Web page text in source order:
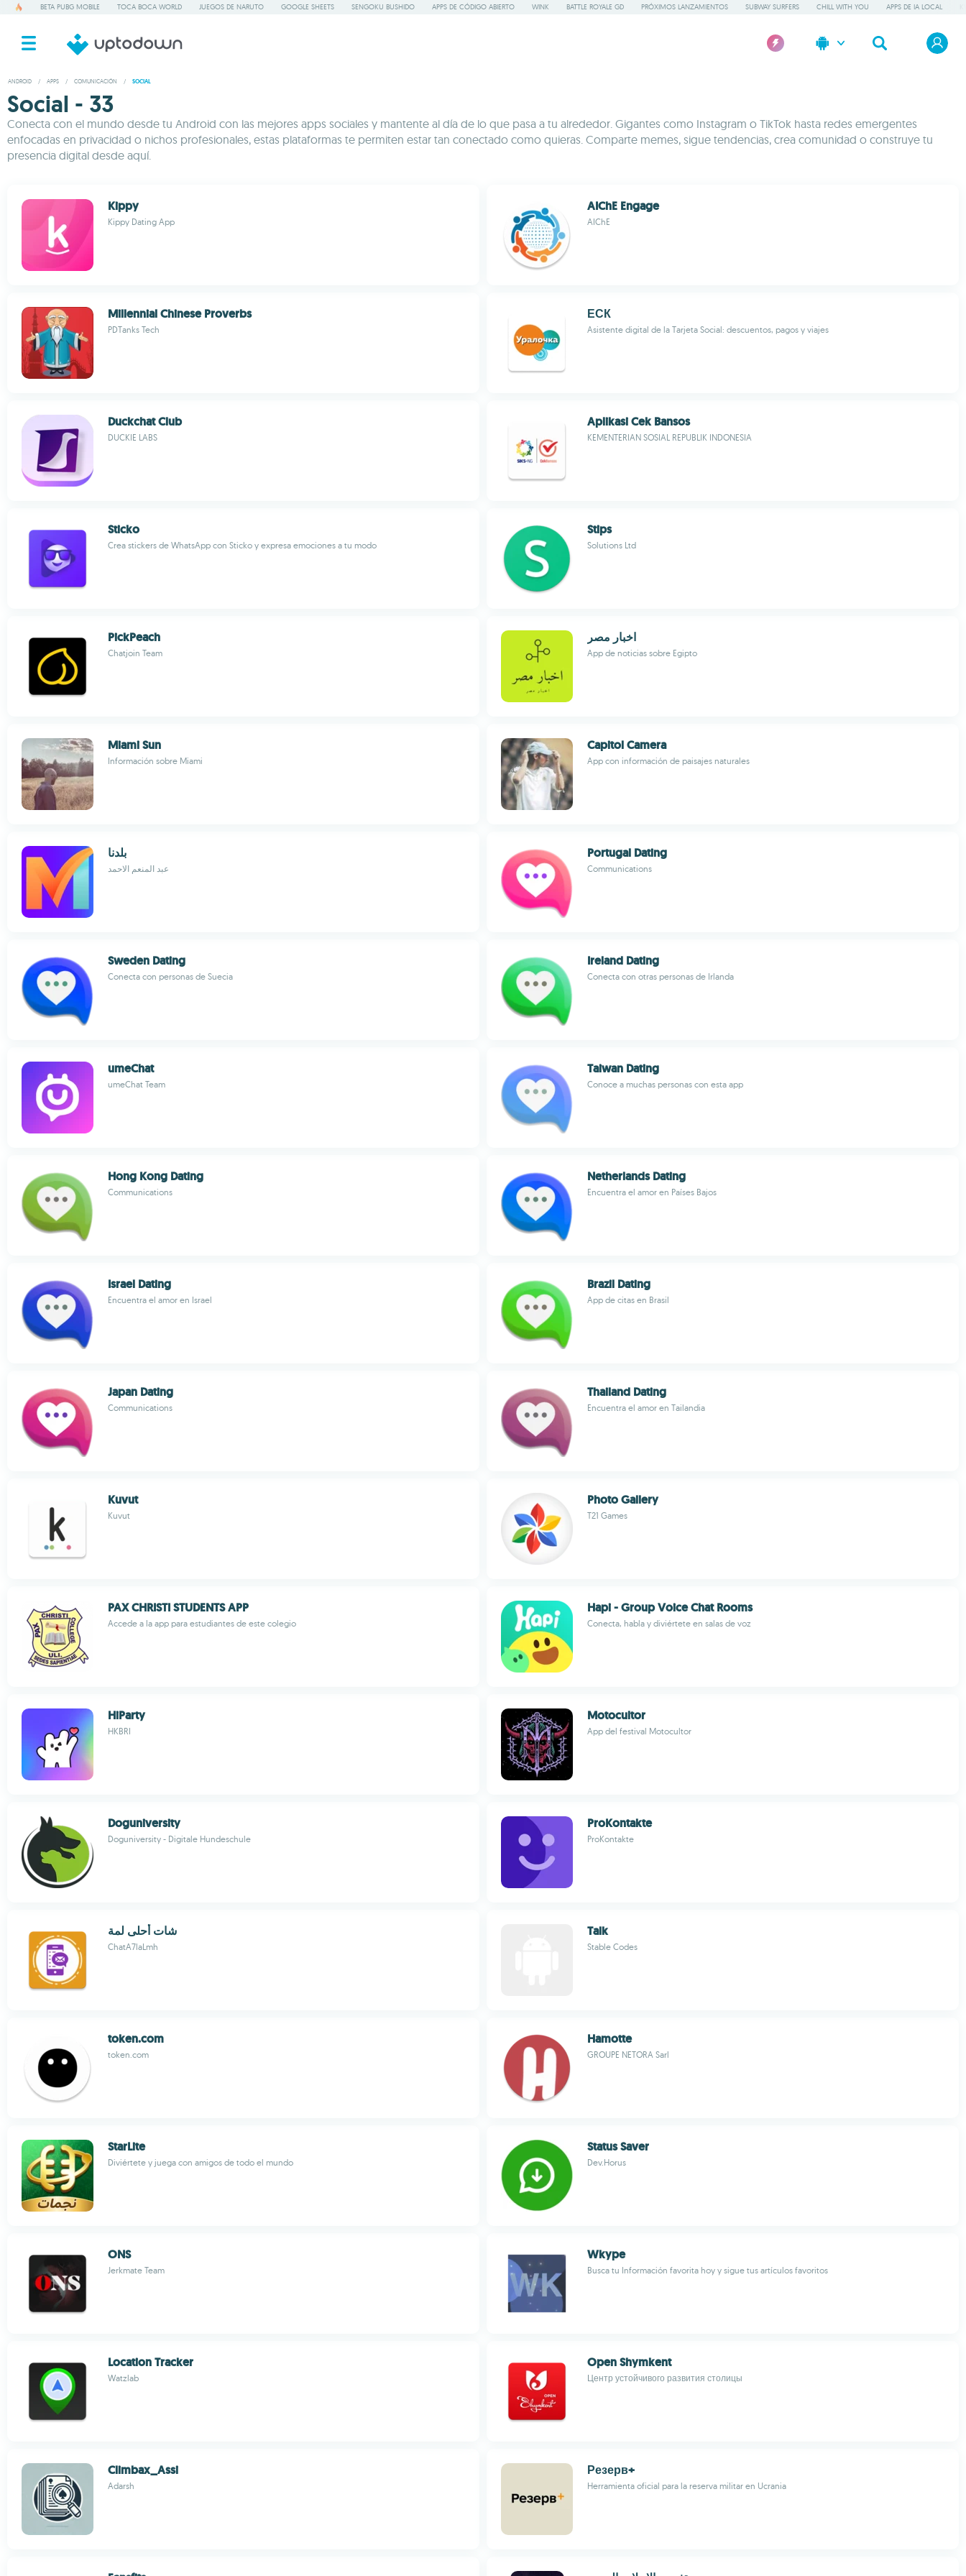
BETA PUBG MOBILE TOCA BOCA WORLD JUEGOS DE NARUTO GOOGLE SHEETS SENGOKU BUSHIDO APPS DE CÓDIGO ABIERTO WINK BATTLE ROYALE GD PRÓXIMOS LANZAMIENTOS SUBWAY SURFERS CHILL WITH YOU APPS DE IA LOCAL
ANDROID / APPS / COMUNICACIÓN / SOCIAL
Social - 33
Conecta con el mundo desde tu Android con las mejores apps sociales y mantente al día de lo que pasa a tu alrededor. Gigantes como Instagram o TikTok hasta redes emergentes
enfocadas en privacidad o nichos profesionales, estas plataformas te permiten estar tan conectado como quieras. Comparte memes, sigue tendencias, crea comunidad o construye tu
presencia digital desde aquí.
Kippy
Kippy Dating App
AIChE Engage
AIChE
Millennial Chinese Proverbs
PDTanks Tech
ЕСК
Asistente digital de la Tarjeta Social: descuentos, pagos y viajes
Duckchat Club
DUCKIE LABS
Aplikasi Cek Bansos
KEMENTERIAN SOSIAL REPUBLIK INDONESIA
Sticko
Crea stickers de WhatsApp con Sticko y expresa emociones a tu modo
Stips
Solutions Ltd
PickPeach
Chatjoin Team
اخبار مصر
App de noticias sobre Egipto
Miami Sun
Información sobre Miami
Capitol Camera
App con información de paisajes naturales
بلدنا
عبد المنعم الاحمد
Portugal Dating
Communications
Sweden Dating
Conecta con personas de Suecia
Ireland Dating
Conecta con otras personas de Irlanda
umeChat
umeChat Team
Taiwan Dating
Conoce a muchas personas con esta app
Hong Kong Dating
Communications
Netherlands Dating
Encuentra el amor en Países Bajos
Israel Dating
Encuentra el amor en Israel
Brazil Dating
App de citas en Brasil
Japan Dating
Communications
Thailand Dating
Encuentra el amor en Tailandia
Kuvut
Kuvut
Photo Gallery
T21 Games
PAX CHRISTI STUDENTS APP
Accede a la app para estudiantes de este colegio
Hapi - Group Voice Chat Rooms
Conecta, habla y diviértete en salas de voz
HiParty
HKBRI
Motocultor
App del festival Motocultor
Doguniversity
Doguniversity - Digitale Hundeschule
ProKontakte
ProKontakte
شات أحلى لمة
ChatA7laLmh
Talk
Stable Codes
token.com
token.com
Hamotte
GROUPE NETORA Sarl
StarLite
Diviértete y juega con amigos de todo el mundo
Status Saver
Dev.Horus
ONS
Jerkmate Team
Wkype
Busca tu Información favorita hoy y sigue tus artículos favoritos
Location Tracker
Watzlab
Open Shymkent
Центр устойчивого развития столицы
Climbax_Assi
Adarsh
Резерв+
Herramienta oficial para la reserva militar en Ucrania